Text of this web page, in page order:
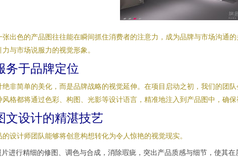
出色的产品图往往能在瞬间抓住消费者的注意力，成为品牌与市场沟通
与市场说服力的视觉形象。
务于品牌定位
非简单的美化，而是品牌战略的视觉延伸。在项目启动之初，我们的团
格都将通过色彩、构图、光影等设计语言，精准地注入到产品图中，确
文设计的精湛技艺
设计师团队能够将创意构想转化为令人惊艳的视觉现实。
片进行精细的修图、调色与合成，消除瑕疵，突出产品质感与细节，使其